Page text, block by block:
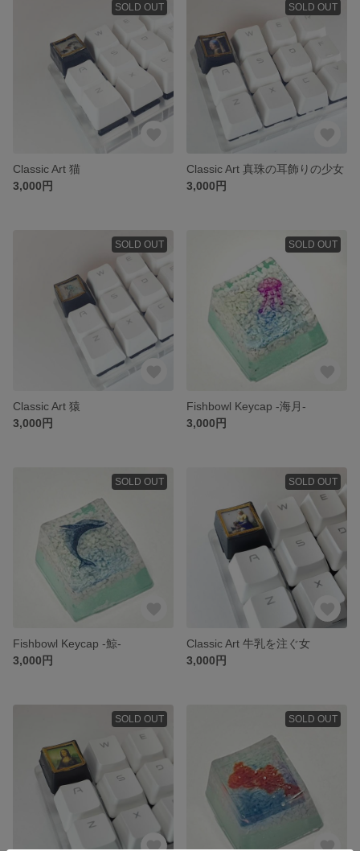
SOLD OUT
Classic Art 猫
3,000円
SOLD OUT
Classic Art 真珠の耳飾りの少女
3,000円
SOLD OUT
Classic Art 猿
3,000円
SOLD OUT
Fishbowl Keycap -海月-
3,000円
SOLD OUT
Fishbowl Keycap -鯨-
3,000円
SOLD OUT
Classic Art 牛乳を注ぐ女
3,000円
SOLD OUT SOLD OUT